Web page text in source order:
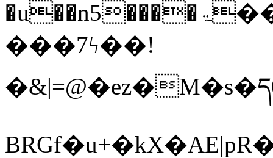
�u��n5����ۃ��J�3-lW�ޢ� �j|� �c��
���7ϟ��!